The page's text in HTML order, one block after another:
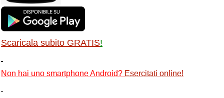
Scaricala subito GRATIS!
Non hai uno smartphone Android? Esercitati online!